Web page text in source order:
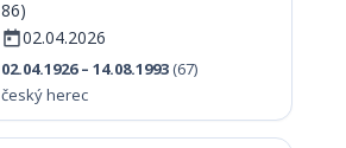
86)
02.04.2026
02.04.1926 – 14.08.1993 (67)
český herec